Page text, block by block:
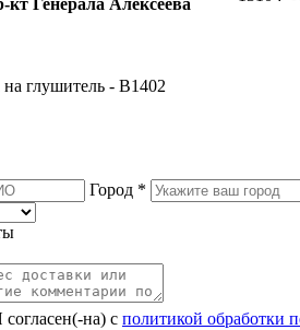
кт Генерала Алексеева
на глушитель - B1402
Город *
согласен(-на) с политикой обработки